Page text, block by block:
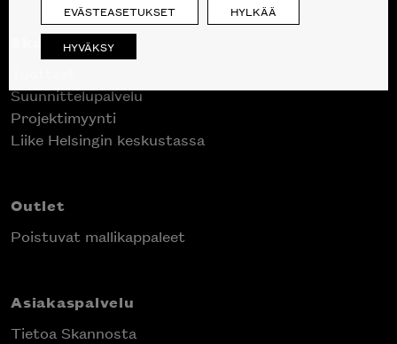
Skanno
Suunnittelupalvelu
Projektimyynti
Liike Helsingin keskustassa
Outlet
Poistuvat mallikappaleet
Asiakaspalvelu
Tietoa Skannosta
EVÄSTEASETUKSET HYLKÄÄ
HYVÄKSY